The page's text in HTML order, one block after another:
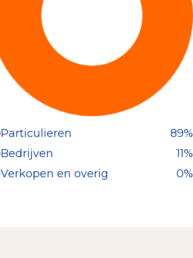
Particulieren (89%)
Deze inkomsten zijn als volgt
onderverdeeld:
Particulieren
89%
Bedrijven
11%
Verkopen en overig
0%